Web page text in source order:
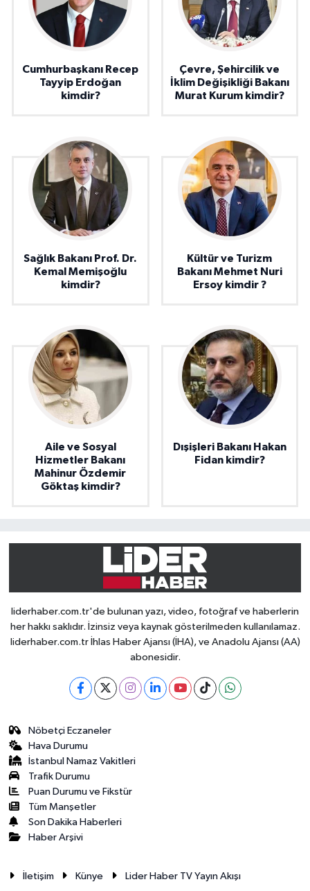
Cumhurbaşkanı Recep
Tayyip Erdoğan
kimdir?
Çevre, Şehircilik ve
İklim Değişikliği Bakanı
Murat Kurum kimdir?
Sağlık Bakanı Prof. Dr.
Kemal Memişoğlu
kimdir?
Kültür ve Turizm
Bakanı Mehmet Nuri
Ersoy kimdir ?
Aile ve Sosyal
Hizmetler Bakanı
Mahinur Özdemir
Göktaş kimdir?
Dışişleri Bakanı Hakan
Fidan kimdir?
liderhaber.com.tr'de bulunan yazı, video, fotoğraf ve haberlerin
her hakkı saklıdır. İzinsiz veya kaynak gösterilmeden kullanılamaz.
liderhaber.com.tr İhlas Haber Ajansı (İHA), ve Anadolu Ajansı (AA)
abonesidir.
Nöbetçi Eczaneler
Hava Durumu
İstanbul Namaz Vakitleri
Trafik Durumu
Puan Durumu ve Fikstür
Tüm Manşetler
Son Dakika Haberleri
Haber Arşivi
İletişim Künye Lider Haber TV Yayın Akışı